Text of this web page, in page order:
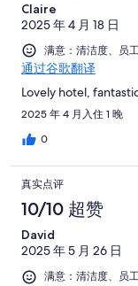
Claire
2025 年 4 月 18 日
满意：清洁度、员
通过谷歌翻译
Lovely hotel,
2025 年 4 月入住 1 晚
0
真实点评
10/10 超赞
David
2025 年 5 月 26 日
满意：清洁度、员